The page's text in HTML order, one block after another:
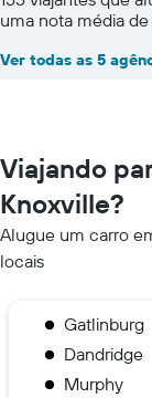
uma nota média
Ver todas as 5
Viajando
Knoxville?
Alugue um carro
locais
Gatlinburg
Dandridge
Murphy